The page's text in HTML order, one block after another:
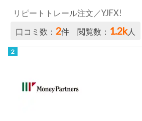
リピートトレール注文／YJFX!
口コミ数：2件 閲覧数： 1.2k人